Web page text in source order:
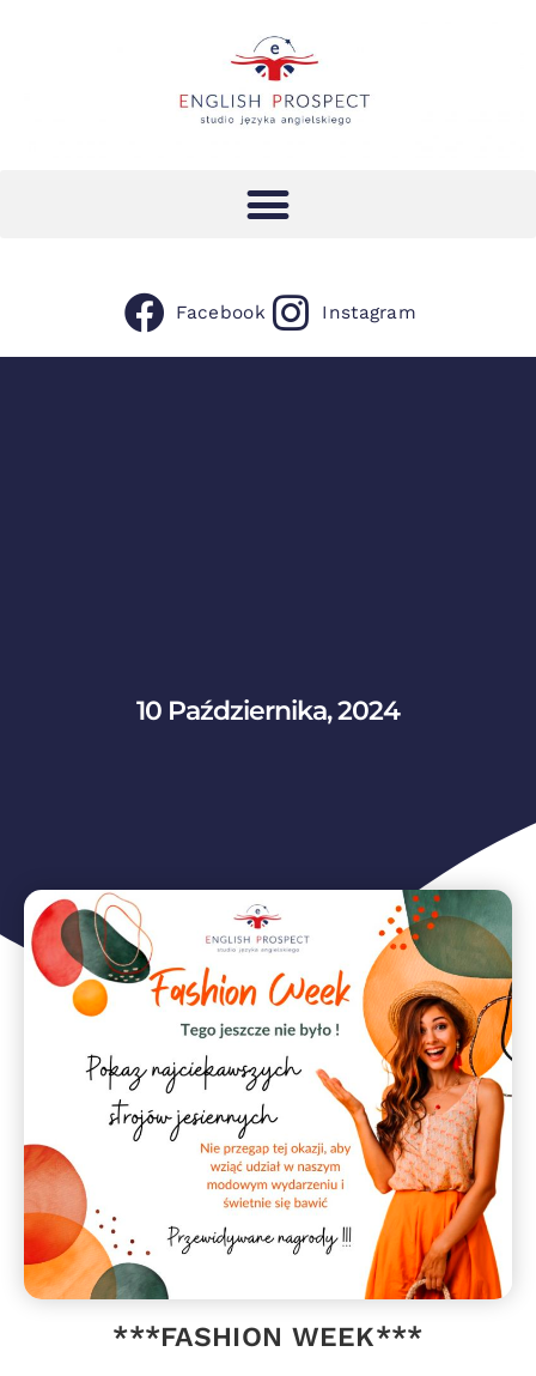
Facebook Instagram
10 Października, 2024
***FASHION WEEK***